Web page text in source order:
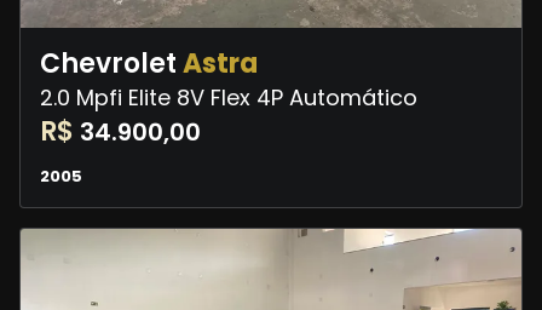
ChevroletAstra
2.0 Mpfi Elite 8V Flex 4P Automático
R$ 34.900,00
2005